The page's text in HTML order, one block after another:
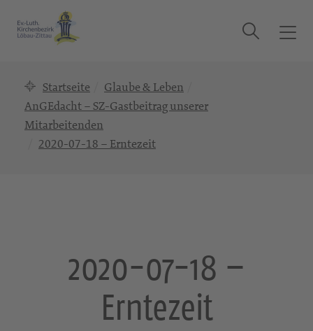
T
Suche
Startseite
Glaube & Leben
AnGEdacht – SZ-Gastbeitrag unserer
Mitarbeitenden
2020-07-18 – Erntezeit
2020-07-18 –
Erntezeit